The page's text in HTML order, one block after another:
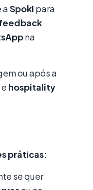
aSpoki para
na
ou após a
e hospitality
práticas:
se quer